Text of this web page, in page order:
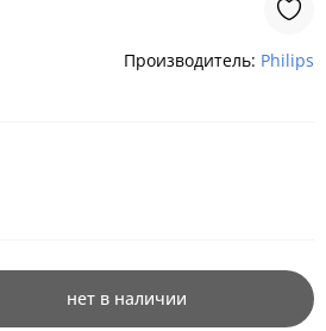
Производитель: Philips
нет в наличии